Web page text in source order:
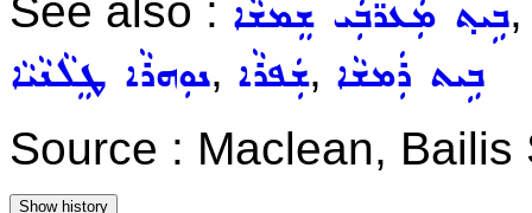
See also : ܒܹܝܬ݂ ܡܲܥܪ̈ܵܒܲܝ ܫܸܡܫܵܐ
ܢܘܼܗܪܵܐ ܛܸܠܵܢܵܝܵܐ, ܫܲܦܪܵܐ, ܒܹܝܬ ܪܲܡܫܵܐ
Source : Maclean, Bailis